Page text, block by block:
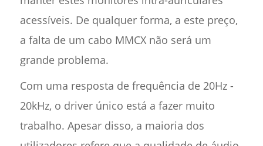
acessíveis. De qualquer forma, a este preço,
a falta de um cabo MMCX não será um
grande problema.
Com uma resposta de frequência de 20Hz -
20kHz, o driver único está a fazer muito
trabalho. Apesar disso, a maioria dos